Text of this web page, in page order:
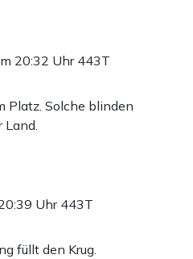
20:32 Uhr 443T
Platz. Solche blinden
Land.
Uhr 443T
füllt den Krug.